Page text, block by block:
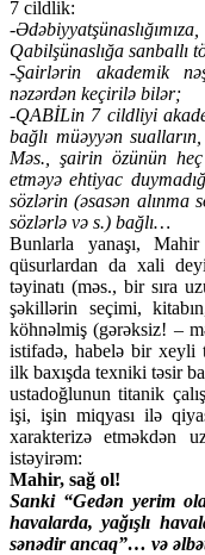
7 cildlik:
-
Qabilşünaslığa sanballı
-Şairlərin akademik
nəzərdən keçirilə bilər;
-QABİLin 7 cildliyi
bağlı müəyyən
Məs., şairin özünün
etməyə ehtiyac
sözlərin (əsasən alınma
sözlərlə və s.) bağlı…
Bunlarla yanaşı,
qüsurlardan da xali
təyinatı (məs., bir sıra
şəkillərin seçimi,
köhnəlmiş (gərəksiz! –
istifadə, habelə bir xeyli
ilk baxışda texniki təsir
ustadoğlunun titanik
işi, işin miqyası ilə
xarakterizə etməkdən
istəyirəm:
Mahir, sağ ol!
Sanki “Gedən yerim
havalarda, yağışlı
sənədir ancaq”… və